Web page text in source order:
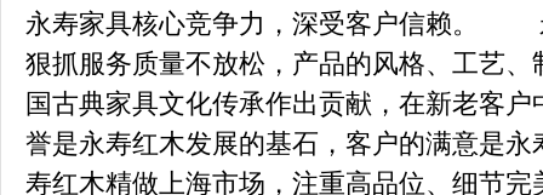
永寿家具核心竞争力，深受客户信赖。
狠抓服务质量不放松，产品的风格、工艺
国古典家具文化传承作出贡献，在新老客
誉是永寿红木发展的基石，客户的满意
寿红木精做上海市场，注重高品位、细节